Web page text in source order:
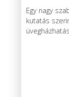
2070-
Egy nagy
kutatás